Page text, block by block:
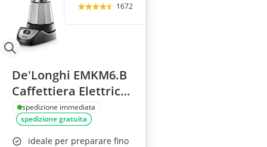
1672
De'Longhi EMKM6.B
Caffettiera Elettrica
Moka
spedizione immediata
spedizione gratuita
ideale per preparare fino